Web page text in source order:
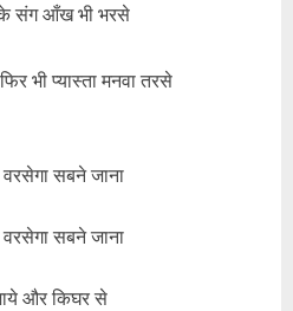
के संग आँख भी भरसे
भी प्यास्ता मनवा तरसे
सबने जाना
सबने जाना
और किघर से